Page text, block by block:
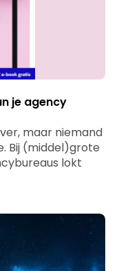
je agency
maar niemand
Bij (middel)grote
lokt